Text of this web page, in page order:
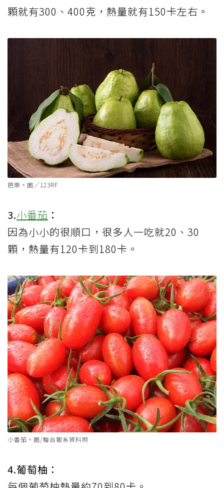
顆就有300、400克，熱量就有150卡左右。
芭樂。圖╱123RF
3.小番茄 ：
因為小小的很順口，很多人一吃就20、30
顆，熱量有120卡到180卡。
小番茄。圖/聯合報系資料照
4.葡萄柚：